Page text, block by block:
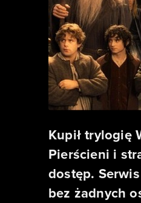
Kupił trylogię
Pierścieni i
dostęp.
bez żadnych